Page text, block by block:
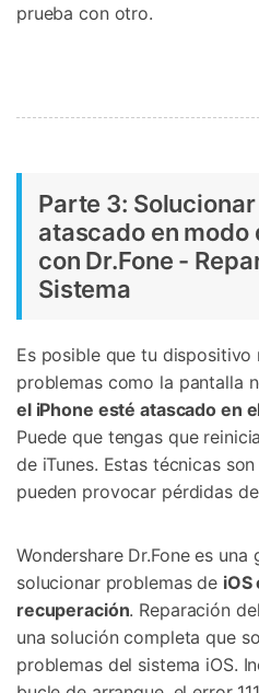
prueba con otro.
Parte 3: Solucionar
atascado en
con Dr.Fone -
Sistema
Es posible que tu
problemas como la pantalla
el iPhone esté atascado en
Puede que tengas que
de iTunes. Estas técnicas
pueden provocar pérdidas
Wondershare Dr.Fone es
solucionar problemas de iOS
recuperación. Reparación
una solución completa que
problemas del sistema iOS.